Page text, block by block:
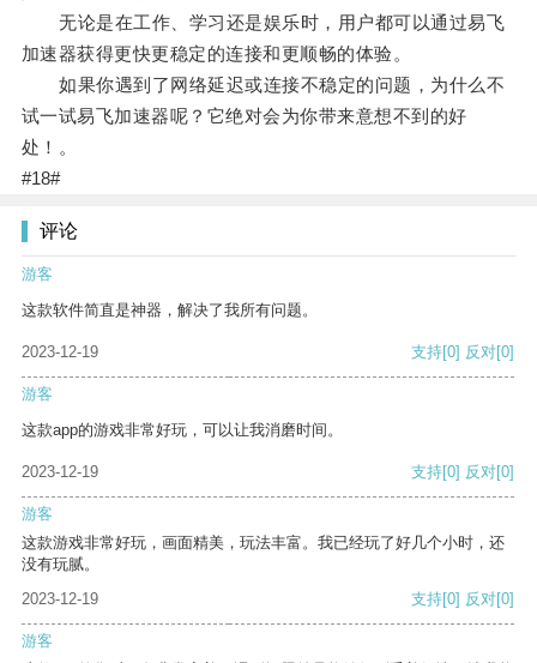
无论是在工作、学习还是娱乐时，用户都可以通过易飞
加速器获得更快更稳定的连接和更顺畅的体验。
如果你遇到了网络延迟或连接不稳定的问题，为什么不
试一试易飞加速器呢？它绝对会为你带来意想不到的好
处！。
#18#
评论
游客
这款软件简直是神器，解决了我所有问题。
2023-12-19 支持[0] 反对[0]
游客
这款app的游戏非常好玩，可以让我消磨时间。
2023-12-19 支持[0] 反对[0]
游客
这款游戏非常好玩，画面精美，玩法丰富。我已经玩了好几个小时，还
没有玩腻。
2023-12-19
支持[0] 反对[0]
游客